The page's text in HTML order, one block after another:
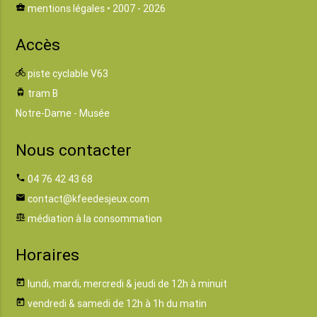
business_center mentions légales • 2007 - 2026
Accès
directions_bike piste cyclable V63
tram tram B
Notre-Dame - Musée
Nous contacter
phone 04 76 42 43 68
email contact@kfeedesjeux.com
balance médiation à la consommation
Horaires
today lundi, mardi, mercredi & jeudi de 12h à minuit
today vendredi & samedi de 12h à 1h du matin